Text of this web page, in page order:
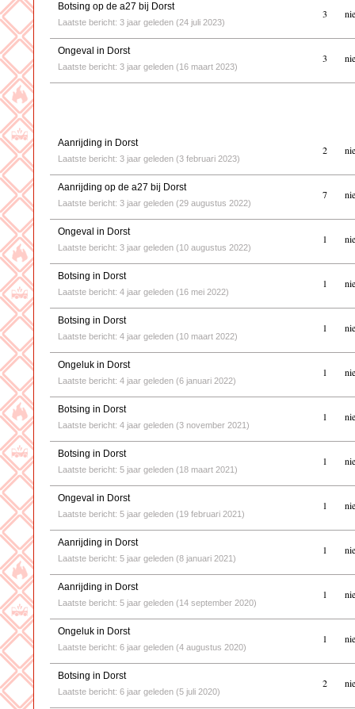
Botsing op de a27 bij Dorst
Laatste bericht: 3 jaar geleden (24 juli 2023)
3
Ongeval in Dorst
Laatste bericht: 3 jaar geleden (16 maart 2023)
3
Aanrijding in Dorst
Laatste bericht: 3 jaar geleden (3 februari 2023)
2
Aanrijding op de a27 bij Dorst
Laatste bericht: 3 jaar geleden (29 augustus 2022)
7
Ongeval in Dorst
Laatste bericht: 3 jaar geleden (10 augustus 2022)
1
Botsing in Dorst
Laatste bericht: 4 jaar geleden (16 mei 2022)
1
Botsing in Dorst
Laatste bericht: 4 jaar geleden (10 maart 2022)
1
Ongeluk in Dorst
Laatste bericht: 4 jaar geleden (6 januari 2022)
1
Botsing in Dorst
Laatste bericht: 4 jaar geleden (3 november 2021)
1
Botsing in Dorst
Laatste bericht: 5 jaar geleden (18 maart 2021)
1
Ongeval in Dorst
Laatste bericht: 5 jaar geleden (19 februari 2021)
1
Aanrijding in Dorst
Laatste bericht: 5 jaar geleden (8 januari 2021)
1
Aanrijding in Dorst
Laatste bericht: 5 jaar geleden (14 september 2020)
1
Ongeluk in Dorst
Laatste bericht: 6 jaar geleden (4 augustus 2020)
1
Botsing in Dorst
Laatste bericht: 6 jaar geleden (5 juli 2020)
2